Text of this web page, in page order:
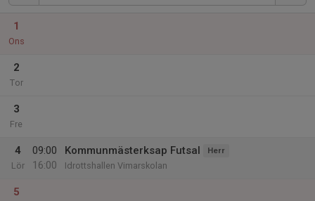
1
Ons
2
Tor
3
Fre
4
Lör
09:00
16:00
Kommunmästerksap Futsal Herr
Idrottshallen Vimarskolan
5